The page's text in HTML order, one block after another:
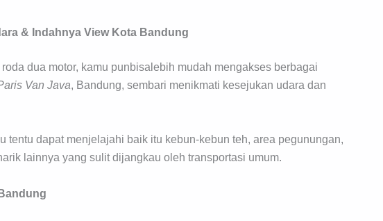
& Indahnya View Kota Bandung
dua motor, kamu punbisalebih mudah mengakses berbagai
Van Java, Bandung, sembari menikmati kesejukan udara dan
tentu dapat menjelajahi baik itu kebun-kebun teh, area pegunungan,
lainnya yang sulit dijangkau oleh transportasi umum.